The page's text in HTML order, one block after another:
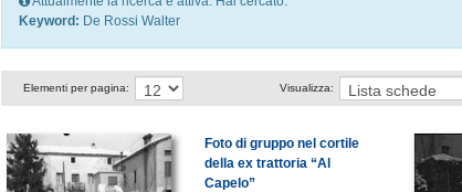
Keyword: De Rossi Walter
Elementi per pagina: Visualizza:
Foto di gruppo nel cortile
della ex trattoria “Al
Capelo”